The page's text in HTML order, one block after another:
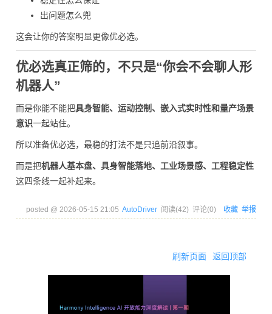
出问题怎么兜
这会让你的答案明显更像优必选。
优必选真正筛的，不只是“你会不会聊人形
机器人”
而是你能不能把具身智能、运动控制、嵌入式实时性和量产场景
意识一起站住。
所以准备优必选，最稳的打法不是只追前沿叙事。
而是把机器人基本盘、具身智能落地、工业场景感、工程稳定性
这四条线一起补起来。
posted @ 2026-05-15 21:05 AutoDriver 阅读(42) 评论(0) 收藏 举报
刷新页面 返回顶部